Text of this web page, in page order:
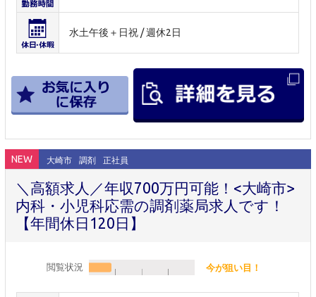
水土午後＋日祝 / 週休2日
NEW 大崎市 調剤 正社員
＼高額求人／年収700万円可能！<大崎市>
内科・小児科応需の調剤薬局求人です！
【年間休日120日】
閲覧状況 今が狙い目！